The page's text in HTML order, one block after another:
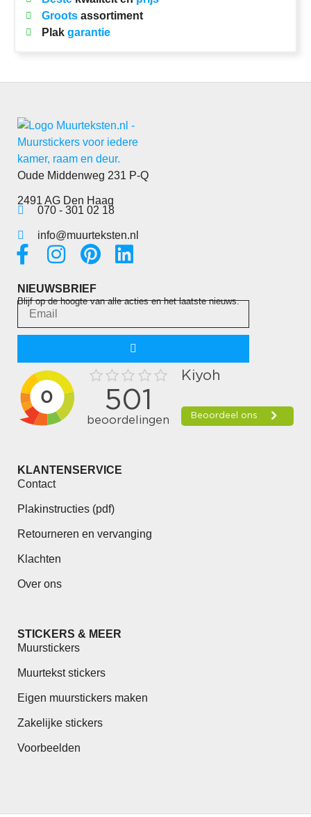
Grootsassortiment
Plak garantie
Oude Middenweg 231 P-Q
2491 AG Den Haag
070 - 301 02 18
info@muurteksten.nl
NIEUWSBRIEF
Blijf op de hoogte van alle acties en het laatste nieuws.
KLANTENSERVICE
Contact
Plakinstructies (pdf)
Retourneren en vervanging
Klachten
Over ons
STICKERS & MEER
Muurstickers
Muurtekst stickers
Eigen muurstickers maken
Zakelijke stickers
Voorbeelden